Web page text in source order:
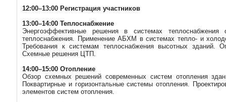
12:00–13:00 Регистрация участников
13:00–14:00 Теплоснабжение
Энергоэффективные решения в системах теплоснабжения
теплоснабжения. Применение АБХМ в системах тепло- и
Требования к системам теплоснабжения высотных зданий.
Схемные решения ЦТП.
14:00–15:00 Отопление
Обзор схемных решений современных систем отопления
Поквартирные и горизонтальные системы отопления.
элементов систем отопления.